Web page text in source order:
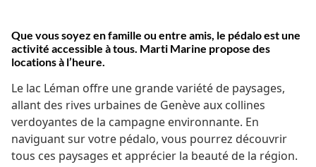
Que vous soyez en famille ou entre amis, le pédalo est une
activité accessible à tous. Marti Marine propose des
locations à l’heure.
Le lac Léman offre une grande variété de paysages,
allant des rives urbaines de Genève aux collines
verdoyantes de la campagne environnante. En
naviguant sur votre pédalo, vous pourrez découvrir
tous ces paysages et apprécier la beauté de la région.